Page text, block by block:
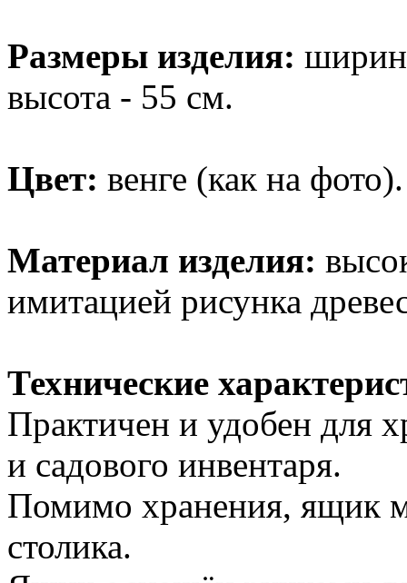
Размеры изделия:
высота - 55 см.
Цвет: венге (как на фото).
Материал изделия:
имитацией рисунка
Технические
Практичен и удобен для
и садового инвентаря.
Помимо хранения, ящик
столика.